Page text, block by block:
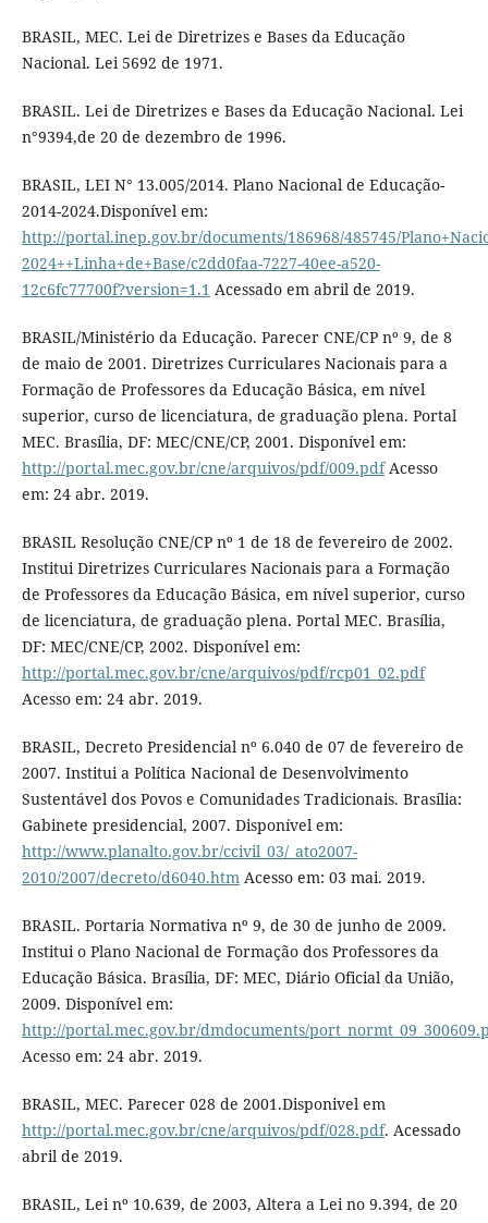
BRASIL, MEC. Lei de Diretrizes e Bases da Educação
Nacional. Lei 5692 de 1971.
BRASIL. Lei de Diretrizes e Bases da Educação Nacional. Lei
n°9394,de 20 de dezembro de 1996.
BRASIL, LEI N° 13.005/2014. Plano Nacional de Educação-
2014-2024.Disponível em:
http://portal.inep.gov.br/documents/186968/485745/
2024++Linha+de+Base/c2dd0faa-7227-40ee-a520-
12c6fc77700f?version=1.1 Acessado em abril de 2019.
BRASIL/Ministério da Educação. Parecer CNE/CP nº 9, de 8
de maio de 2001. Diretrizes Curriculares Nacionais para a
Formação de Professores da Educação Básica, em nível
superior, curso de licenciatura, de graduação plena. Portal
MEC. Brasília, DF: MEC/CNE/CP, 2001. Disponível em:
http://portal.mec.gov.br/cne/arquivos/pdf/009.pdfAcesso
em: 24 abr. 2019.
BRASIL Resolução CNE/CP nº 1 de 18 de fevereiro de 2002.
Institui Diretrizes Curriculares Nacionais para a Formação
de Professores da Educação Básica, em nível superior, curso
de licenciatura, de graduação plena. Portal MEC. Brasília,
DF: MEC/CNE/CP, 2002. Disponível em:
http://portal.mec.gov.br/cne/arquivos/pdf/rcp01_02.pdf
Acesso em: 24 abr. 2019.
BRASIL, Decreto Presidencial nº 6.040 de 07 de fevereiro de
2007. Institui a Política Nacional de Desenvolvimento
Sustentável dos Povos e Comunidades Tradicionais. Brasília:
Gabinete presidencial, 2007. Disponível em:
http://www.planalto.gov.br/ccivil_03/_ato2007-
2010/2007/decreto/d6040.htmAcesso em: 03 mai. 2019.
BRASIL. Portaria Normativa nº 9, de 30 de junho de 2009.
Institui o Plano Nacional de Formação dos Professores da
Educação Básica. Brasília, DF: MEC, Diário Oficial da União,
2009. Disponível em:
http://portal.mec.gov.br/dmdocuments/
Acesso em: 24 abr. 2019.
BRASIL, MEC. Parecer 028 de 2001.Disponivel em
http://portal.mec.gov.br/cne/arquivos/pdf/028.pdf. Acessado
abril de 2019.
BRASIL, Lei nº 10.639, de 2003, Altera a Lei no 9.394, de 20